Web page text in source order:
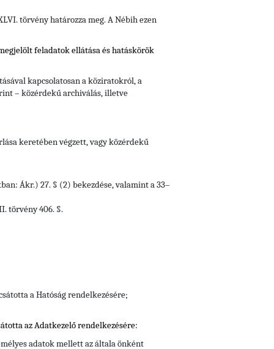
törvény határozza meg. A Nébih ezen
feladatok ellátása és hatáskörök
kapcsolatosan a köziratokról, a
– közérdekű archiválás, illetve
keretében végzett, vagy közérdekű
Ákr.) 27. § (2) bekezdése, valamint a 33–
törvény 406. §.
a Hatóság rendelkezésére;
az Adatkezelő rendelkezésére:
adatok mellett az általa önként